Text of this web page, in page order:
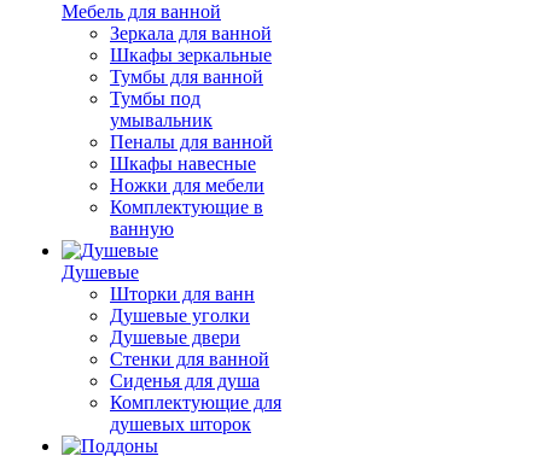
Мебель для ванной
Зеркала для ванной
Шкафы зеркальные
Тумбы для ванной
Тумбы под
умывальник
Пеналы для ванной
Шкафы навесные
Ножки для мебели
Комплектующие в
ванную
Душевые
Шторки для ванн
Душевые уголки
Душевые двери
Стенки для ванной
Сиденья для душа
Комплектующие для
душевых шторок